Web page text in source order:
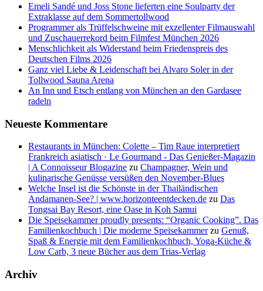
Emeli Sandé und Joss Stone lieferten eine Soulparty der
Extraklasse auf dem Sommertollwood
Programmer als Trüffelschweine mit exzellenter Filmauswahl
und Zuschauerrekord beim Filmfest München 2026
Menschlichkeit als Widerstand beim Friedenspreis des
Deutschen Films 2026
Ganz viel Liebe & Leidenschaft bei Alvaro Soler in der
Tollwood Sauna Arena
An Inn und Etsch entlang von München an den Gardasee
radeln
Neueste Kommentare
Restaurants in München: Colette – Tim Raue interpretiert
Frankreich asiatisch · Le Gourmand - Das Genießer-Magazin
| A Connoisseur Blogazine zu Champagner, Wein und
kulinarische Genüsse versüßen den November-Blues
Welche Insel ist die Schönste in der Thailändischen
Andamanen-See? | www.horizonteentdecken.de zu Das
Tongsai Bay Resort, eine Oase in Koh Samui
Die Speisekammer proudly presents: “Organic Cooking”. Das
Familienkochbuch | Die moderne Speisekammerzu Genuß,
Spaß & Energie mit dem Familienkochbuch, Yoga-Küche &
Low Carb, 3 neue Bücher aus dem Trias-Verlag
Archiv